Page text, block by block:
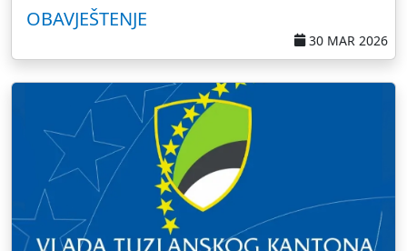
OBAVJEŠTENJE
30 MAR 2026